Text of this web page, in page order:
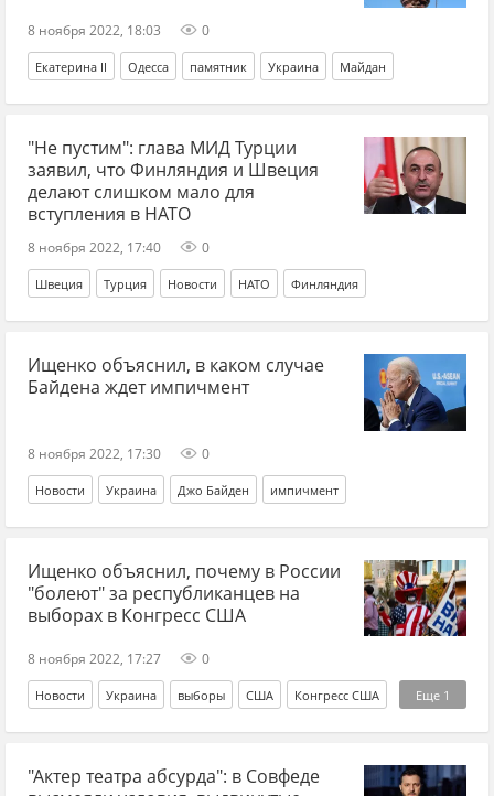
8 ноября 2022, 18:03 0
Екатерина II Одесса памятник Украина Майдан
"Не пустим": глава МИД Турции
заявил, что Финляндия и Швеция
делают слишком мало для
вступления в НАТО
8 ноября 2022, 17:40 0
Швеция Турция Новости НАТО Финляндия
Ищенко объяснил, в каком случае
Байдена ждет импичмент
8 ноября 2022, 17:30 0
Новости Украина Джо Байден импичмент
Ищенко объяснил, почему в России
"болеют" за республиканцев на
выборах в Конгресс США
8 ноября 2022, 17:27 0
Еще 1
Новости Украина выборы США Конгресс США
республиканцы
"Актер театра абсурда": в Совфеде